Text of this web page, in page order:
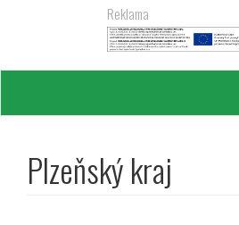
Reklama
Plzeňský kraj